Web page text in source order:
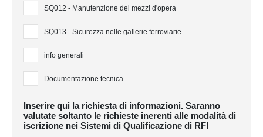
SQ012 - Manutenzione dei mezzi d'opera
SQ013 - Sicurezza nelle gallerie ferroviarie
info generali
Documentazione tecnica
Inserire qui la richiesta di informazioni. Saranno
valutate soltanto le richieste inerenti alle modalità di
iscrizione nei Sistemi di Qualificazione di RFI